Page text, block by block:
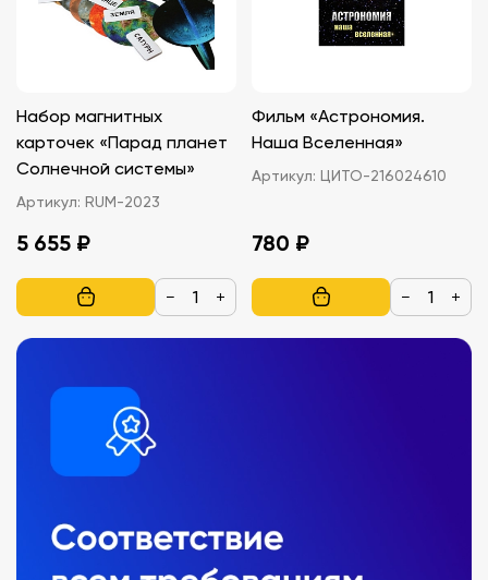
Набор магнитных
карточек «Парад планет
Солнечной системы»
Артикул: RUM-2023
5 655 ₽
− +
Фильм «Астрономия.
Наша Вселенная»
Артикул: ЦИТО-216024610
780 ₽
− +